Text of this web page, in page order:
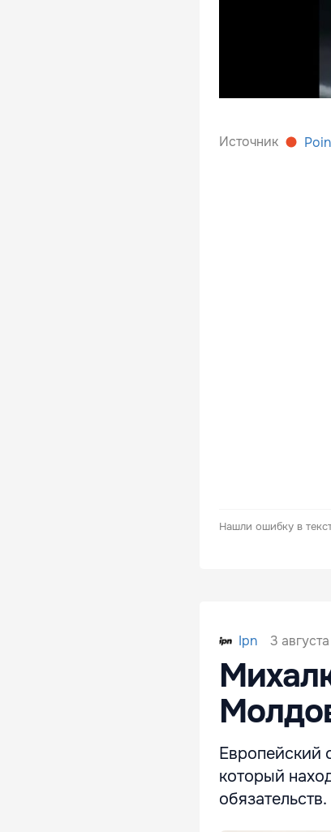
Источник
Нашли ошибку в
Ipn 3
Европейский
который
обязательств.